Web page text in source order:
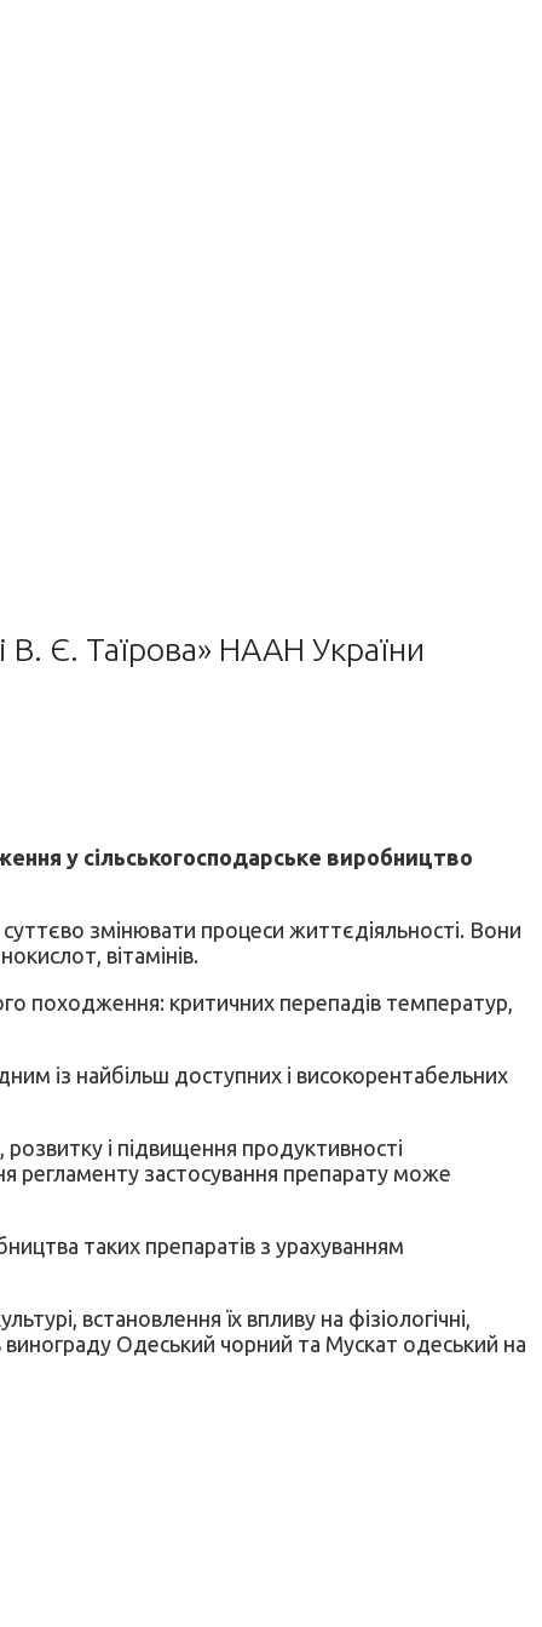
В. Є. Таїрова» НААН України
у сільськогосподарське виробництво
змінювати процеси життєдіяльності. Вони
вітамінів.
походження: критичних перепадів температур,
із найбільш доступних і високорентабельних
і підвищення продуктивності
регламенту застосування препарату може
таких препаратів з урахуванням
встановлення їх впливу на фізіологічні,
винограду Одеський чорний та Мускат одеський на